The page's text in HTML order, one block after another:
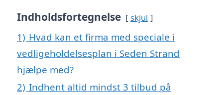
Indholdsfortegnelse skjul
1) Hvad kan et firma med speciale i
vedligeholdelsesplan i Seden Strand
hjælpe med?
2) Indhent altid mindst 3 tilbud på